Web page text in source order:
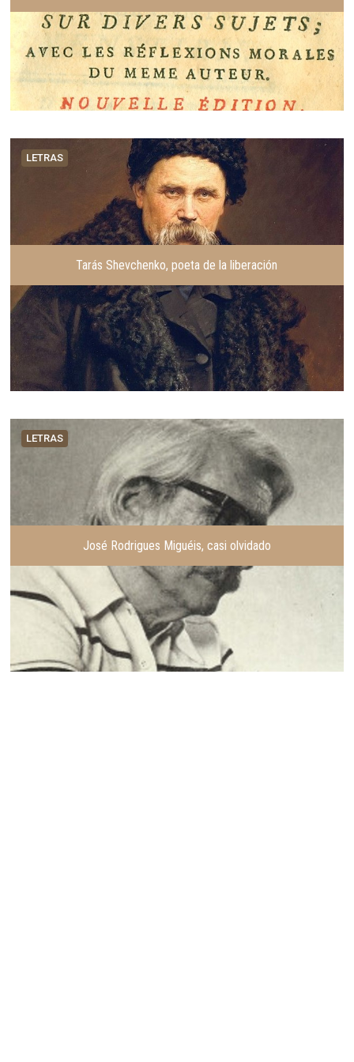
LETRAS
Tarás Shevchenko, poeta de la liberación
LETRAS
José Rodrigues Miguéis, casi olvidado